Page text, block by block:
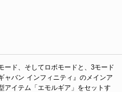
ード、そしてロボモードと、3モード
ャバン インフィニティ』のメインア
アイテム「エモルギア」をセットす